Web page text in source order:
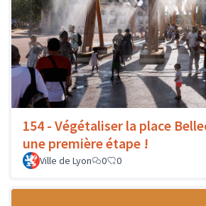
154 - Végétaliser la place
une première étape !
Ville de Lyon 0 0